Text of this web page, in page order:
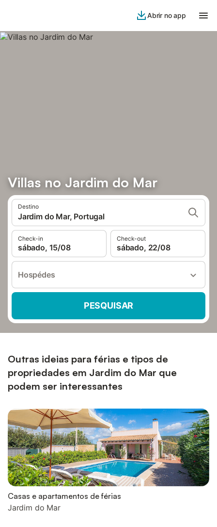
Abrir no app
Villas no Jardim do Mar
Destino
Jardim do Mar, Portugal
Check-in
sábado, 15/08
Check-out
sábado, 22/08
Hospédes
PESQUISAR
Outras ideias para férias e tipos de
propriedades em Jardim do Mar que
podem ser interessantes
Casas e apartamentos de férias
Jardim do Mar